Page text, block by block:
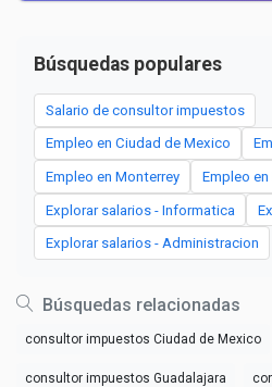
Búsquedas populares
Salario de consultor impuestos
Empleo en Ciudad de Mexico
Empleo en Monterrey Empleo en
Explorar salarios - Informatica
Explorar salarios - Administracion
Búsquedas relacionadas
consultor impuestos Ciudad de Mexico
consultor impuestos Guadalajara